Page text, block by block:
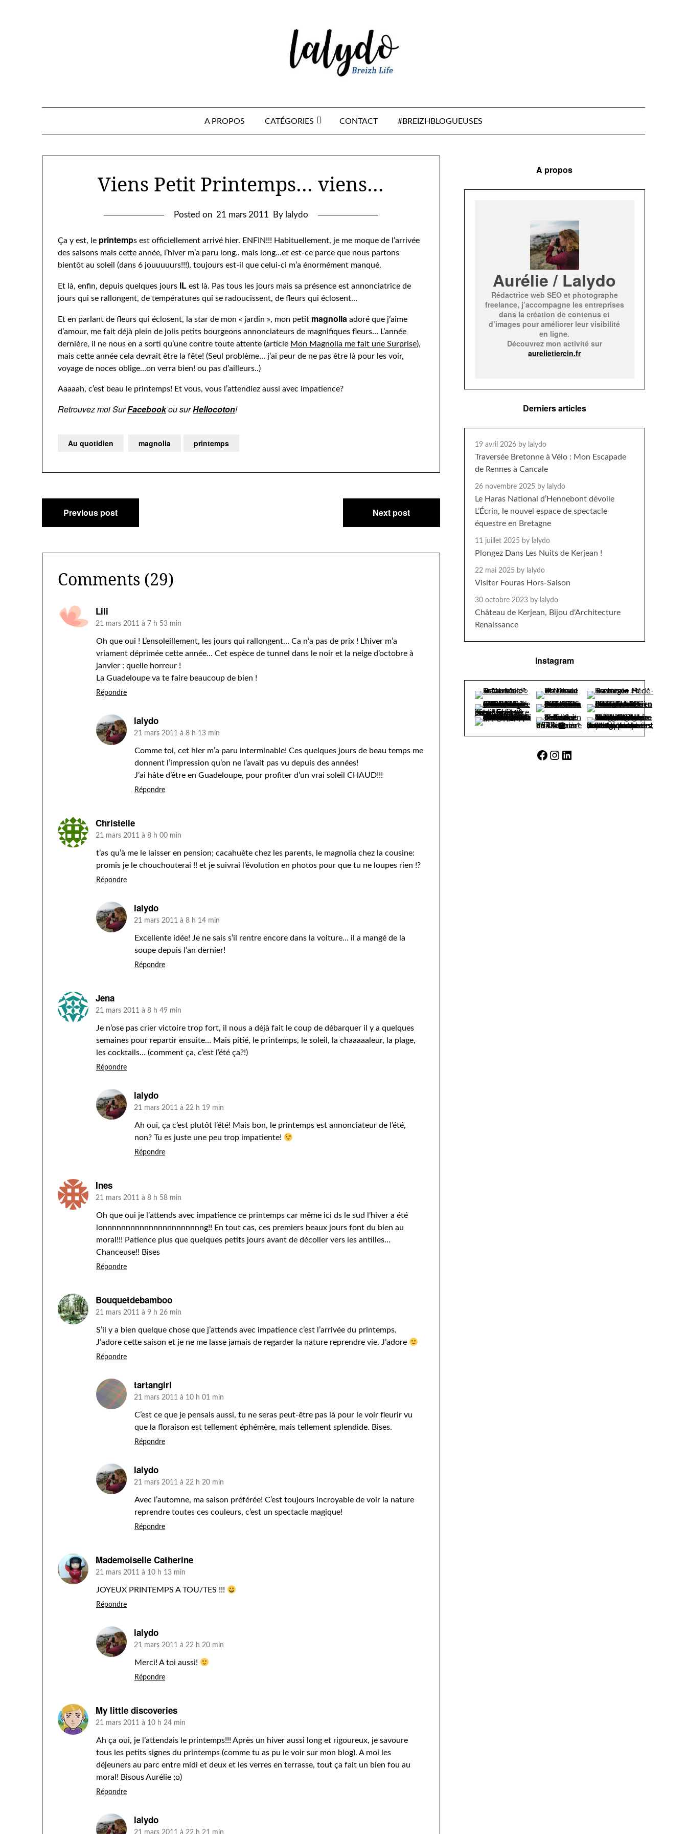
A PROPOS CATÉGORIES CONTACT #BREIZHBLOGUEUSES
Viens Petit Printemps… viens…
Posted on 21 mars 2011 By lalydo
Ça y est, le printemps est officiellement arrivé hier. ENFIN!!! Habituellement, je me moque de l’arrivée
des saisons mais cette année, l’hiver m’a paru long.. mais long…et est-ce parce que nous partons
bientôt au soleil (dans 6 jouuuuurs!!!), toujours est-il que celui-ci m’a énormément manqué.
Et là, enfin, depuis quelques jours IL est là. Pas tous les jours mais sa présence est annonciatrice de
jours qui se rallongent, de températures qui se radoucissent, de fleurs qui éclosent…
Et en parlant de fleurs qui éclosent, la star de mon « jardin », mon petit magnolia adoré que j’aime
d’amour, me fait déjà plein de jolis petits bourgeons annonciateurs de magnifiques fleurs… L’année
dernière, il ne nous en a sorti qu’une contre toute attente (article Mon Magnolia me fait une Surprise),
mais cette année cela devrait être la fête! (Seul problème… j’ai peur de ne pas être là pour les voir,
voyage de noces oblige…on verra bien! ou pas d’ailleurs..)
Aaaaah, c’est beau le printemps! Et vous, vous l’attendiez aussi avec impatience?
Retrouvez moi SurFacebookou surHellocoton!
Au quotidien magnolia printemps
Navigation
de
l’article
Previous post Next post
Comments (29)
Lili
21 mars 2011 à 7 h 53 min
Oh que oui ! L’ensoleillement, les jours qui rallongent… Ca n’a pas de prix ! L’hiver m’a
vriament déprimée cette année… Cet espèce de tunnel dans le noir et la neige d’octobre à
janvier : quelle horreur !
La Guadeloupe va te faire beaucoup de bien !
Répondre
lalydo
21 mars 2011 à 8 h 13 min
Comme toi, cet hier m’a paru interminable! Ces quelques jours de beau temps me
donnent l’impression qu’on ne l’avait pas vu depuis des années!
J’ai hâte d’être en Guadeloupe, pour profiter d’un vrai soleil CHAUD!!!
Répondre
Christelle
21 mars 2011 à 8 h 00 min
t’as qu’à me le laisser en pension; cacahuète chez les parents, le magnolia chez la cousine:
promis je le chouchouterai !! et je suivrai l’évolution en photos pour que tu ne loupes rien !?
Répondre
lalydo
21 mars 2011 à 8 h 14 min
Excellente idée! Je ne sais s’il rentre encore dans la voiture… il a mangé de la
soupe depuis l’an dernier!
Répondre
Jena
21 mars 2011 à 8 h 49 min
Je n’ose pas crier victoire trop fort, il nous a déjà fait le coup de débarquer il y a quelques
semaines pour repartir ensuite… Mais pitié, le printemps, le soleil, la chaaaaaleur, la plage,
les cocktails… (comment ça, c’est l’été ça?!)
Répondre
lalydo
21 mars 2011 à 22 h 19 min
Ah oui, ça c’est plutôt l’été! Mais bon, le printemps est annonciateur de l’été,
non? Tu es juste une peu trop impatiente!
Répondre
Ines
21 mars 2011 à 8 h 58 min
Oh que oui je l’attends avec impatience ce printemps car même ici ds le sud l’hiver a été
lonnnnnnnnnnnnnnnnnnnnnng!! En tout cas, ces premiers beaux jours font du bien au
moral!!! Patience plus que quelques petits jours avant de décoller vers les antilles…
Chanceuse!! Bises
Répondre
Bouquetdebamboo
21 mars 2011 à 9 h 26 min
S’il y a bien quelque chose que j’attends avec impatience c’est l’arrivée du printemps.
J’adore cette saison et je ne me lasse jamais de regarder la nature reprendre vie. J’adore
Répondre
tartangirl
21 mars 2011 à 10 h 01 min
C’est ce que je pensais aussi, tu ne seras peut-être pas là pour le voir fleurir vu
que la floraison est tellement éphémère, mais tellement splendide. Bises.
Répondre
lalydo
21 mars 2011 à 22 h 20 min
Avec l’automne, ma saison préférée! C’est toujours incroyable de voir la nature
reprendre toutes ces couleurs, c’est un spectacle magique!
Répondre
Mademoiselle Catherine
21 mars 2011 à 10 h 13 min
JOYEUX PRINTEMPS A TOU/TES !!!
Répondre
lalydo
21 mars 2011 à 22 h 20 min
Merci! A toi aussi!
Répondre
My little discoveries
21 mars 2011 à 10 h 24 min
Ah ça oui, je l’attendais le printemps!!! Après un hiver aussi long et rigoureux, je savoure
tous les petits signes du printemps (comme tu as pu le voir sur mon blog). A moi les
déjeuners au parc entre midi et deux et les verres en terrasse, tout ça fait un bien fou au
moral! Bisous Aurélie ;o)
Répondre
lalydo
21 mars 2011 à 22 h 21 min
A propos
Aurélie / Lalydo
Rédactrice web SEO et photographe
freelance, j’accompagne les entreprises
dans la création de contenus et
d’images pour améliorer leur visibilité
en ligne.
Découvrez mon activité sur
aurelietiercin.fr
Derniers articles
19 avril 2026 by lalydo
Traversée Bretonne à Vélo : Mon Escapade
de Rennes à Cancale
26 novembre 2025 by lalydo
Le Haras National d’Hennebont dévoile
L’Écrin, le nouvel espace de spectacle
équestre en Bretagne
11 juillet 2025 by lalydo
Plongez Dans Les Nuits de Kerjean !
22 mai 2025 by lalydo
Visiter Fouras Hors-Saison
30 octobre 2023 by lalydo
Château de Kerjean, Bijou d'Architecture
Renaissance
Instagram
Facebook
Instagram
LinkedIn